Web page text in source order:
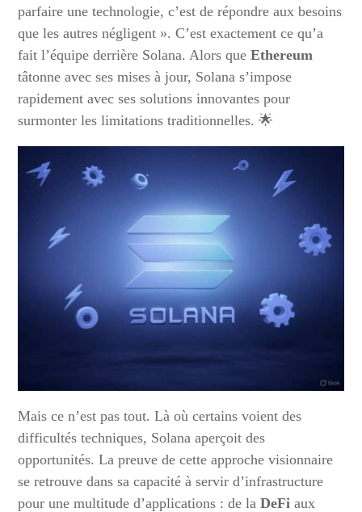
parfaire une technologie, c’est de répondre aux besoins
que les autres négligent ». C’est exactement ce qu’a
fait l’équipe derrière Solana. Alors queEthereum
tâtonne avec ses mises à jour, Solana s’impose
rapidement avec ses solutions innovantes pour
surmonter les limitations traditionnelles. 🌟
Mais ce n’est pas tout. Là où certains voient des
difficultés techniques, Solana aperçoit des
opportunités. La preuve de cette approche visionnaire
se retrouve dans sa capacité à servir d’infrastructure
pour une multitude d’applications : de laDeFi aux